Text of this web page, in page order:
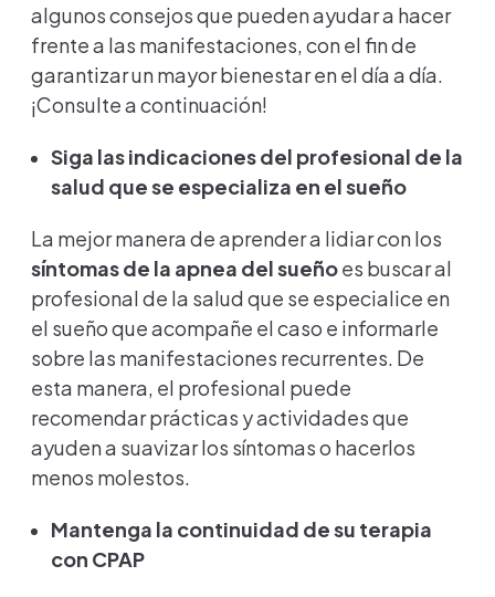
algunos consejos que pueden ayudar a hacer
frente a las manifestaciones, con el fin de
garantizar un mayor bienestar en el día a día.
¡Consulte a continuación!
Siga las indicaciones del profesional de la
salud que se especializa en el sueño
La mejor manera de aprender a lidiar con los
síntomas de la apnea del sueñoes buscar al
profesional de la salud que se especialice en
el sueño que acompañe el caso e informarle
sobre las manifestaciones recurrentes. De
esta manera, el profesional puede
recomendar prácticas y actividades que
ayuden a suavizar los síntomas o hacerlos
menos molestos.
Mantenga la continuidad de su terapia
con CPAP